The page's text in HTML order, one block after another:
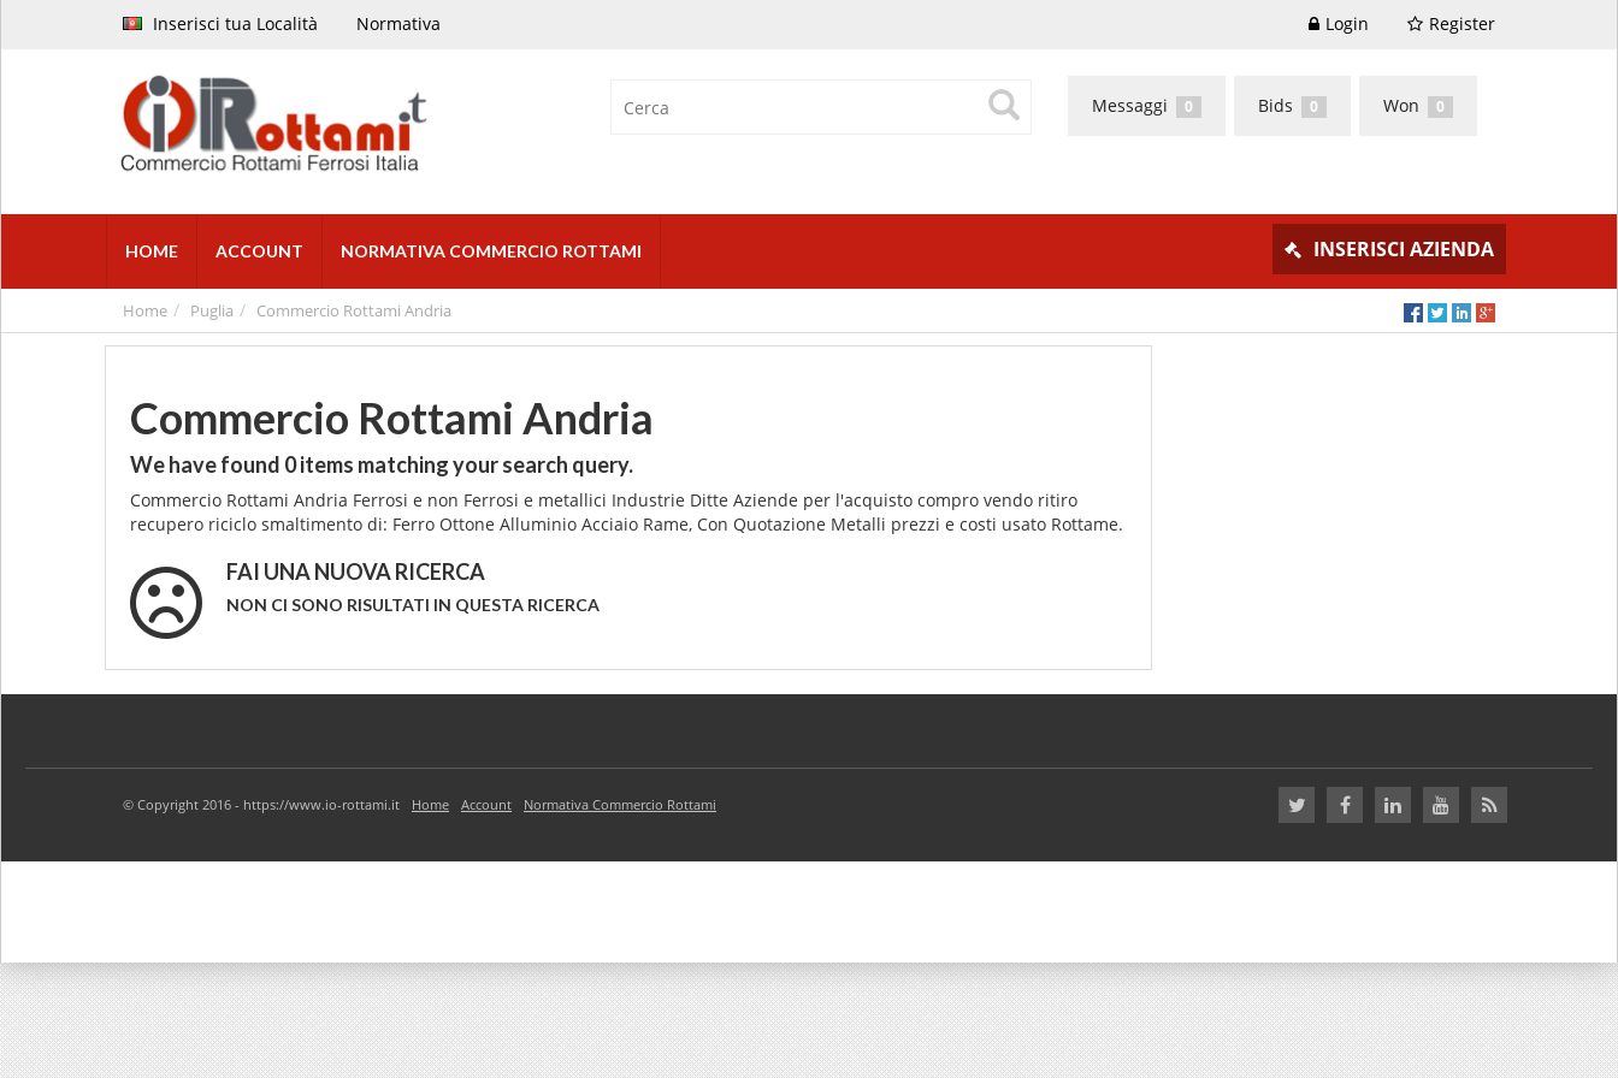
Login Register
Inserisci tua Località Normativa
Messaggi 0 Bids 0 Won 0
INSERISCI AZIENDA
HOME ACCOUNT NORMATIVA COMMERCIO ROTTAMI
Home Puglia Commercio Rottami Andria
Commercio Rottami Andria
We have found 0items matching your search query.
Commercio Rottami Andria Ferrosi e non Ferrosi e metallici Industrie Ditte Aziende per l'acquisto compro vendo ritiro
recupero riciclo smaltimento di: Ferro Ottone Alluminio Acciaio Rame, Con Quotazione Metalli prezzi e costi usato Rottame.
FAI UNA NUOVA RICERCA
NON CI SONO RISULTATI IN QUESTA RICERCA
© Copyright 2016 - https://www.io-rottami.it Home Account Normativa Commercio Rottami